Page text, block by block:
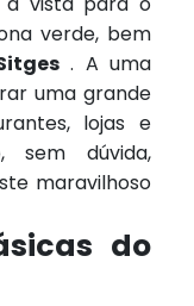
verde, bem
. A uma
uma grande
lojas e
sem dúvida,
maravilhoso
do